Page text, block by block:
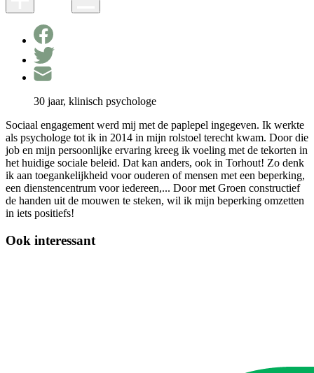
30 jaar, klinisch psychologe
Sociaal engagement werd mij met de paplepel ingegeven. Ik werkte
als psychologe tot ik in 2014 in mijn rolstoel terecht kwam. Door die
job en mijn persoonlijke ervaring kreeg ik voeling met de tekorten in
het huidige sociale beleid. Dat kan anders, ook in Torhout! Zo denk
ik aan toegankelijkheid voor ouderen of mensen met een beperking,
een dienstencentrum voor iedereen,... Door met Groen constructief
de handen uit de mouwen te steken, wil ik mijn beperking omzetten
in iets positiefs!
Ook interessant